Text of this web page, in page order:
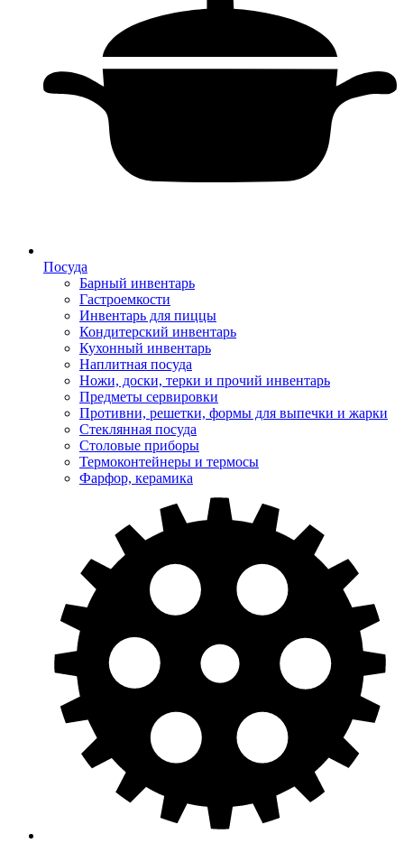
Посуда
Барный инвентарь
Гастроемкости
Инвентарь для пиццы
Кондитерский инвентарь
Кухонный инвентарь
Наплитная посуда
Ножи, доски, терки и прочий инвентарь
Предметы сервировки
Противни, решетки, формы для выпечки и жарки
Стеклянная посуда
Столовые приборы
Термоконтейнеры и термосы
Фарфор, керамика